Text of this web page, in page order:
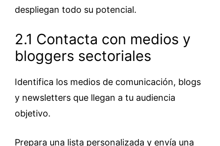
despliegan todo su potencial.
2.1 Contacta con medios y
bloggers sectoriales
Identifica los medios de comunicación, blogs
y newsletters que llegan a tu audiencia
objetivo.
Prepara una lista personalizada y envía una